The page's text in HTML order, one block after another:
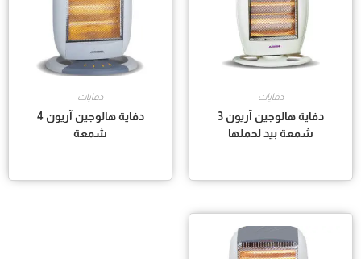
دفايات
دفاية هالوجين آريون 3
شمعة بيد لحملها
دفايات
دفاية هالوجين آريون 4
شمعة